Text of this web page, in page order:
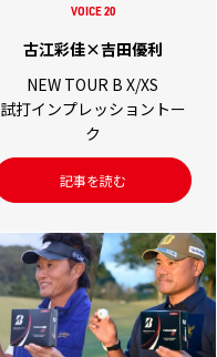
VOICE 20
古江彩佳×吉田優利
NEW TOUR B X/XS
試打インプレッショントー
ク
記事を読む